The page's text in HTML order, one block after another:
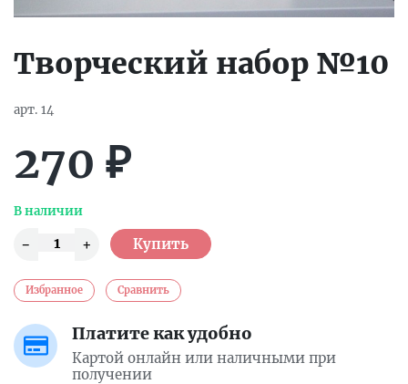
Творческий набор №10
арт. 14
270 ₽
В наличии
Избранное Сравнить
Платите как удобно
Картой онлайн или наличными при
получении